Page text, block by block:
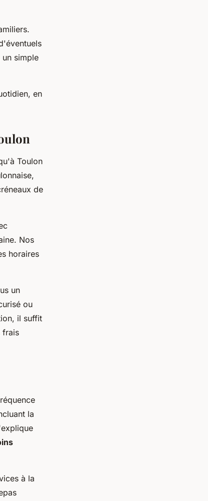
simple
en
Toulon
de
Nos
horaires
un
ou
il suffit
frais
la
à la